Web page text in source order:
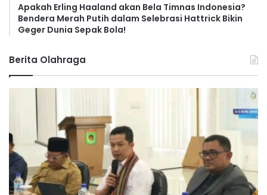
Apakah Erling Haaland akan Bela Timnas Indonesia?
Bendera Merah Putih dalam Selebrasi Hattrick Bikin
Geger Dunia Sepak Bola!
Berita Olahraga